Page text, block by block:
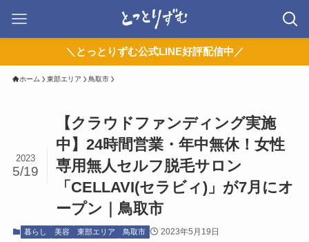
＼とっとりずむ公式LINE好評配信中／
ホーム 東部エリア 鳥取市
【クラウドファンディング実施
中】24時間営業・年中無休！女性
専用無人セルフ脱毛サロン
「CELLAVI(セラビィ)」が7月にオ
ープン｜鳥取市
2023
5/19
暮らし 美容 東部エリア 鳥取市 2023年5月19日